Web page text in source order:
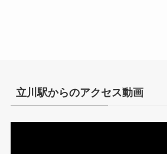
立川駅からのアクセス動画